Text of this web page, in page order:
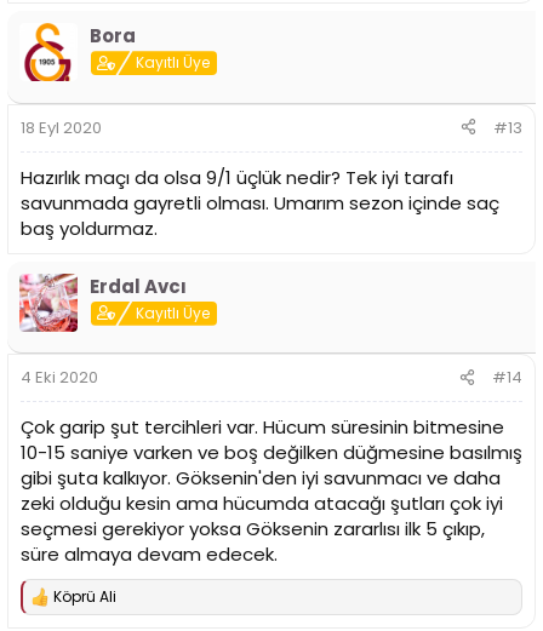
k
i
l
:
Bora
Kayıtlı Üye
18 Eyl 2020 #13
Hazırlık maçı da olsa 9/1 üçlük nedir? Tek iyi tarafı
savunmada gayretli olması. Umarım sezon içinde saç
baş yoldurmaz.
Erdal Avcı
Kayıtlı Üye
4 Eki 2020 #14
Çok garip şut tercihleri var. Hücum süresinin bitmesine
10-15 saniye varken ve boş değilken düğmesine basılmış
gibi şuta kalkıyor. Göksenin'den iyi savunmacı ve daha
zeki olduğu kesin ama hücumda atacağı şutları çok iyi
seçmesi gerekiyor yoksa Göksenin zararlısı ilk 5 çıkıp,
süre almaya devam edecek.
T
Köprü Ali